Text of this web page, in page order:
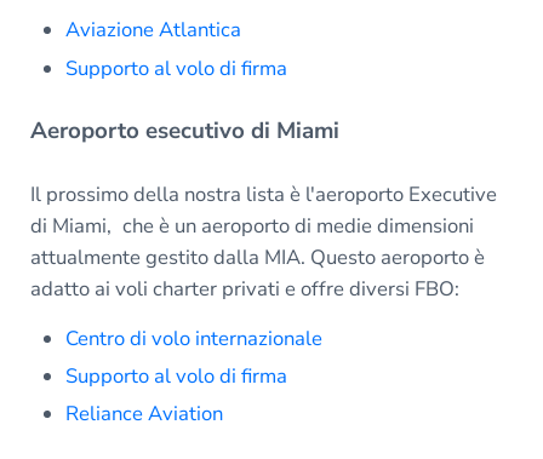
Aviazione Atlantica
Supporto al volo di firma
Aeroporto esecutivo di Miami
Il prossimo della nostra lista è l'aeroporto Executive
di Miami, che è un aeroporto di medie dimensioni
attualmente gestito dalla MIA. Questo aeroporto è
adatto ai voli charter privati e offre diversi FBO:
Centro di volo internazionale
Supporto al volo di firma
Reliance Aviation